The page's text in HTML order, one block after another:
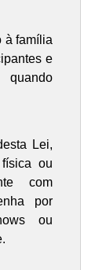
à família
e
Lei,
ou
com
por
ou